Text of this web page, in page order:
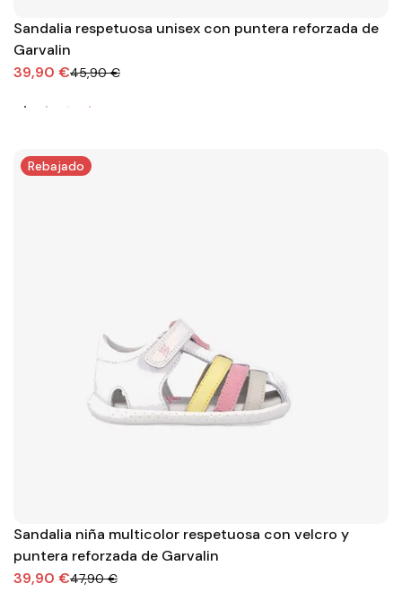
Sandalia respetuosa unisex con puntera reforzada de
Garvalin
39,90 €45,90 €
Rebajado
Sandalia niña multicolor respetuosa con velcro y
puntera reforzada de Garvalin
39,90 €47,90 €